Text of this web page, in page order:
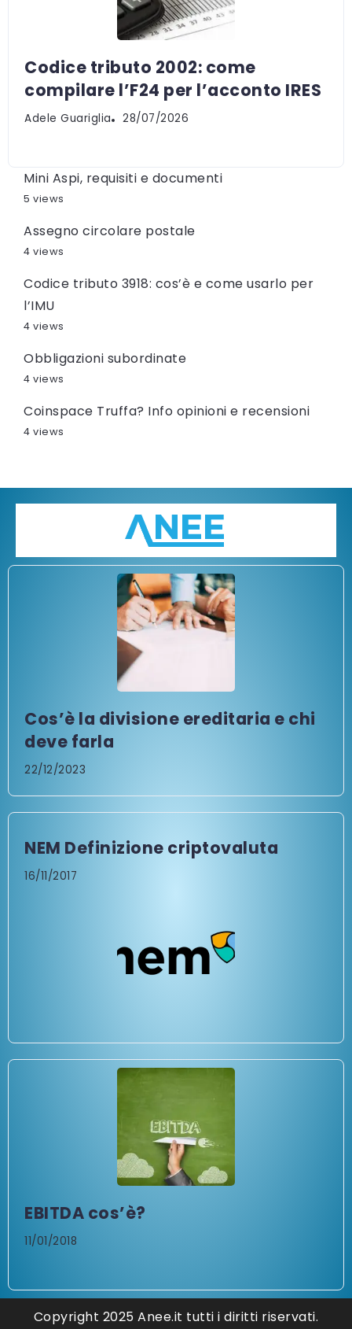
Codice tributo 2002: come
compilare l’F24 per l’acconto IRES
Adele Guariglia 28/07/2026
Mini Aspi, requisiti e documenti
5 views
Assegno circolare postale
4 views
Codice tributo 3918: cos’è e come usarlo per
l’IMU
4 views
Obbligazioni subordinate
4 views
Coinspace Truffa? Info opinioni e recensioni
4 views
Cos’è la divisione ereditaria e chi
deve farla
22/12/2023
NEM Definizione criptovaluta
16/11/2017
EBITDA cos’è?
11/01/2018
Copyright 2025 Anee.it tutti i diritti riservati.